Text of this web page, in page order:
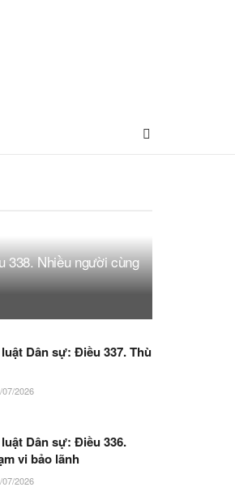
338. Nhiều người cùng
Dân sự: Điều 337. Thù
07/2026
Dân sự: Điều 336.
vi bảo lãnh
07/2026